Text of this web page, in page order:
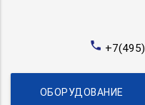
phone +7(495)
ОБОРУДОВАНИЕ